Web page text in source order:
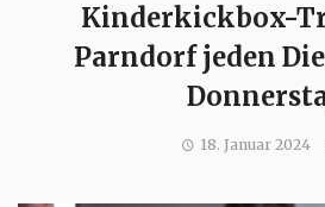
Kinderkickbox-
Parndorf jeden
18. Januar 2024